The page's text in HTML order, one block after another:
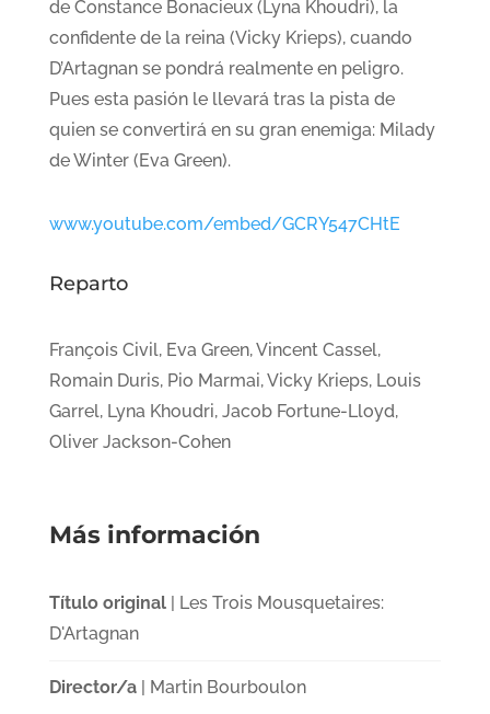
de Constance Bonacieux (Lyna Khoudri), la
confidente de la reina (Vicky Krieps), cuando
D’Artagnan se pondrá realmente en peligro.
Pues esta pasión le llevará tras la pista de
quien se convertirá en su gran enemiga: Milady
de Winter (Eva Green).
www.youtube.com/embed/GCRY547CHtE
Reparto
François Civil, Eva Green, Vincent Cassel,
Romain Duris, Pio Marmai, Vicky Krieps, Louis
Garrel, Lyna Khoudri, Jacob Fortune-Lloyd,
Oliver Jackson-Cohen
Más información
Título original| Les Trois Mousquetaires:
D'Artagnan
Director/a| Martin Bourboulon